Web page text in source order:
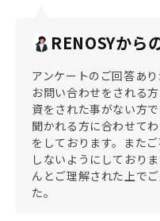
RENOSYから
アンケートのご回答あ
お問い合わせをされる
資をされた事がない方
聞かれる方に合わせて
をしております。また
しないようにしており
んとご理解された上で
た。